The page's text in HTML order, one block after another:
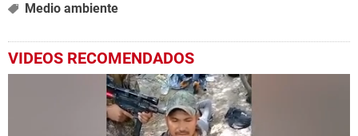
Medio ambiente
VIDEOS RECOMENDADOS